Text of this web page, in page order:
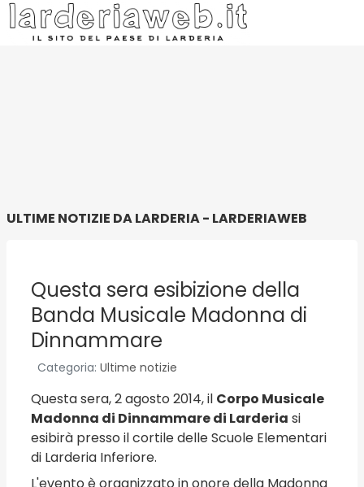
ULTIME NOTIZIE DA LARDERIA - LARDERIAWEB
Questa sera esibizione della
Banda Musicale Madonna di
Dinnammare
Categoria: Ultime notizie
Questa sera, 2 agosto 2014, il Corpo Musicale
Madonna di Dinnammare di Larderia si
esibirà presso il cortile delle Scuole Elementari
di Larderia Inferiore.